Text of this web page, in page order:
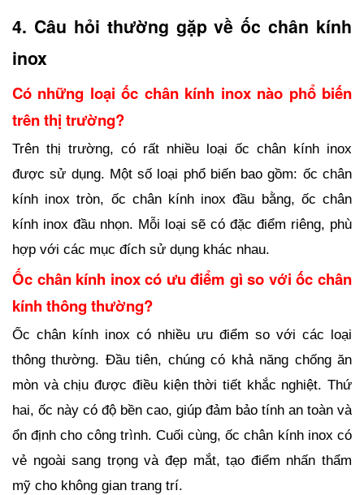
4. Câu hỏi thường gặp về ốc chân kính
inox
Có những loại ốc chân kính inox nào phổ biến
trên thị trường?
Trên thị trường, có rất nhiều loại ốc chân kính inox
được sử dụng. Một số loại phổ biến bao gồm: ốc chân
kính inox tròn, ốc chân kính inox đầu bằng, ốc chân
kính inox đầu nhọn. Mỗi loại sẽ có đặc điểm riêng, phù
hợp với các mục đích sử dụng khác nhau.
Ốc chân kính inox có ưu điểm gì so với ốc chân
kính thông thường?
Ốc chân kính inox có nhiều ưu điểm so với các loại
thông thường. Đầu tiên, chúng có khả năng chống ăn
mòn và chịu được điều kiện thời tiết khắc nghiệt. Thứ
hai, ốc này có độ bền cao, giúp đảm bảo tính an toàn và
ổn định cho công trình. Cuối cùng, ốc chân kính inox có
vẻ ngoài sang trọng và đẹp mắt, tạo điểm nhấn thẩm
mỹ cho không gian trang trí.